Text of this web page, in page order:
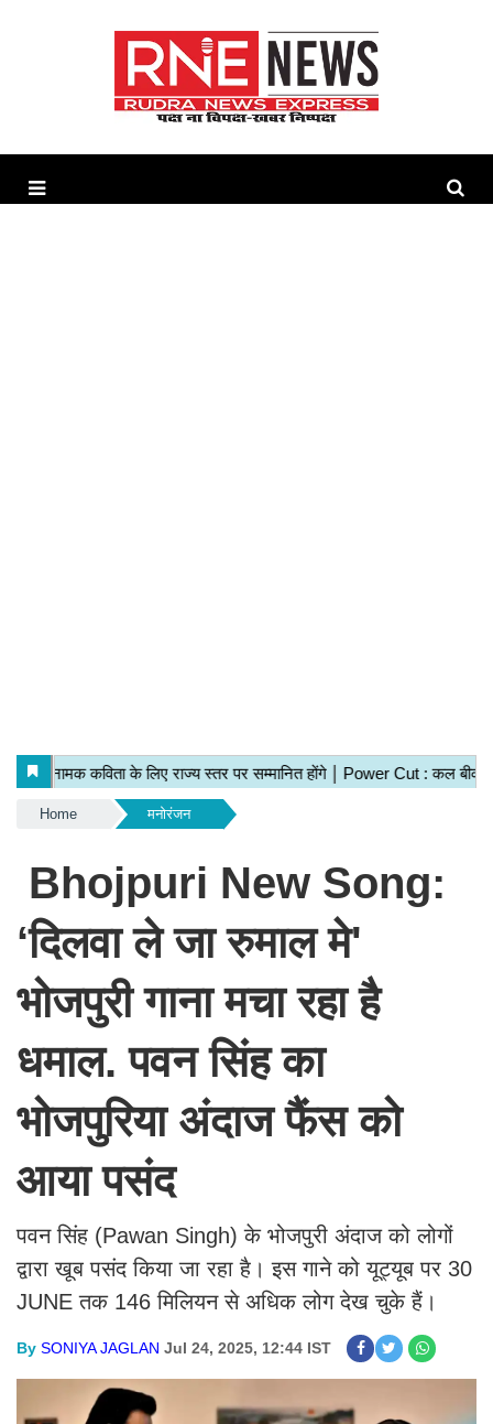
Home मनोरंजन
Bhojpuri New Song:
‘दिलवा ले जा रुमाल मे'
भोजपुरी गाना मचा रहा है
धमाल. पवन सिंह का
भोजपुरिया अंदाज फैंस को
आया पसंद
पवन सिंह (Pawan Singh) के भोजपुरी अंदाज को लोगों
द्वारा खूब पसंद किया जा रहा है। इस गाने को यूट्यूब पर 30
JUNE तक 146 मिलियन से अधिक लोग देख चुके हैं।
By SONIYA JAGLAN Jul 24, 2025, 12:44 IST